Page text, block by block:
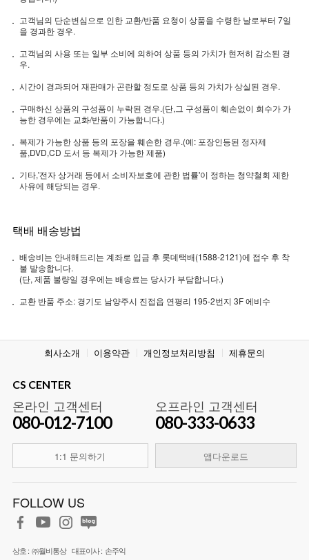
고객님의 단순변심으로 인한 교환/반품 요청이 상품을 수령한 날로부터 7일
을 경과한 경우.
고객님의 사용 또는 일부 소비에 의하여 상품 등의 가치가 현저히 감소된 경
우.
시간이 경과되어 재판매가 곤란할 정도로 상품 등의 가치가 상실된 경우.
구매하신 상품의 구성품이 누락된 경우.(단,그 구성품이 훼손없이 회수가 가
능한 경우에는 교화/반품이 가능합니다.)
복제가 가능한 상품 등의 포장을 훼손한 경우.(예: 포장인등된 정자제
품,DVD,CD 도서 등 복제가 가능한 제품)
기타,'전자 상거래 등에서 소비자보호에 관한 법률'이 정하는 청약철회 제한
사유에 해당되는 경우.
택배 배송방법
배송비는 안내해드리는 계좌로 입금 후 롯데택배(1588-2121)에 접수 후 착
불 발송합니다.
(단, 제품 불량일 경우에는 배송료는 당사가 부담합니다.)
교환 반품 주소: 경기도 남양주시 진접읍 연평리 195-2번지 3F 에비수
회사소개 이용약관 개인정보처리방침 제휴문의
CS CENTER
온라인 고객센터
080-012-7100
1:1 문의하기
오프라인 고객센터
080-333-0633
앱다운로드
FOLLOW US
상호 : ㈜월비통상 대표이사 : 손주익